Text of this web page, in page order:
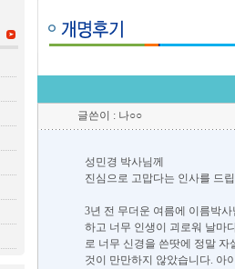
글쓴이 : 나○○
성민경 박사님께
진심으로 고맙다는 인사를 드
3년 전 무더운 여름에 이름박
하고 너무 인생이 괴로워 날마
로 너무 신경을 쓴땃에 정말
것이 만만하지 않았습니다. 아